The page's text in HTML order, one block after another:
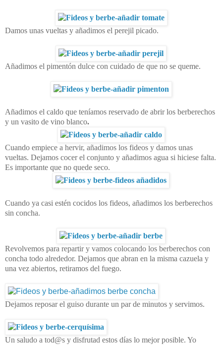
Damos unas vueltas y añadimos el perejil picado.
Añadimos el pimentón dulce con cuidado de que no se queme.
Añadimos el caldo que teníamos reservado de abrir los berberechos
y un vasito de vino blanco.
Cuando empiece a hervir, añadimos los fideos y damos unas
vueltas. Dejamos cocer el conjunto y añadimos agua si hiciese falta.
Es importante que no quede seco.
Cuando ya casi estén cocidos los fideos, añadimos los berberechos
sin concha.
Revolvemos para repartir y vamos colocando los berberechos con
concha todo alrededor. Dejamos que abran en la misma cazuela y
una vez abiertos, retiramos del fuego.
Dejamos reposar el guiso durante un par de minutos y servimos.
Un saludo a tod@s y disfrutad estos días lo mejor posible. Yo